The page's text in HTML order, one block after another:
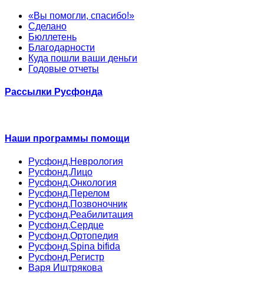
«Вы помогли, спасибо!»
Сделано
Бюллетень
Благодарности
Куда пошли ваши деньги
Годовые отчеты
Рассылки Русфонда
Наши программы помощи
Русфонд.Неврология
Русфонд.Лицо
Русфонд.Онкология
Русфонд.Перелом
Русфонд.Позвоночник
Русфонд.Реабилитация
Русфонд.Сердце
Русфонд.Ортопедия
Русфонд.Spina bifida
Русфонд.Регистр
Варя Иштрякова